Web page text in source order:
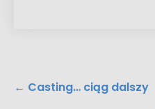
Post
navigation
← Casting… ciąg dalszy